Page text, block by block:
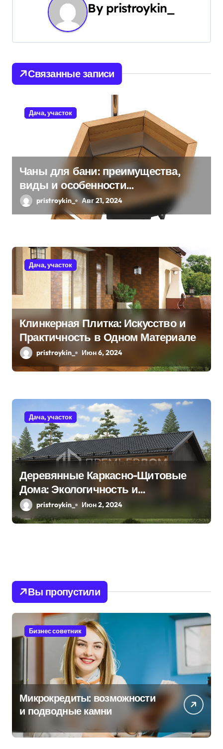
и
я
п
п
и
с
м
By pristroykin_
Связанные записи
Дача, участок
Чаны для бани: преимущества,
виды и особенности
использования
pristroykin_ Авг 21, 2024
Дача, участок
Клинкерная Плитка: Искусство и
Практичность в Одном Материале
pristroykin_ Июн 6, 2024
Дача, участок
Деревянные Каркасно-Щитовые
Дома: Экологичность и
Практичность
pristroykin_ Июн 2, 2024
Вы пропустили
Бизнес советник
Микрокредиты: возможности
и подводные камни